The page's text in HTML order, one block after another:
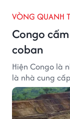
VÒNG QUANH
Congo
coban
Hiện Congo là
là nhà cung